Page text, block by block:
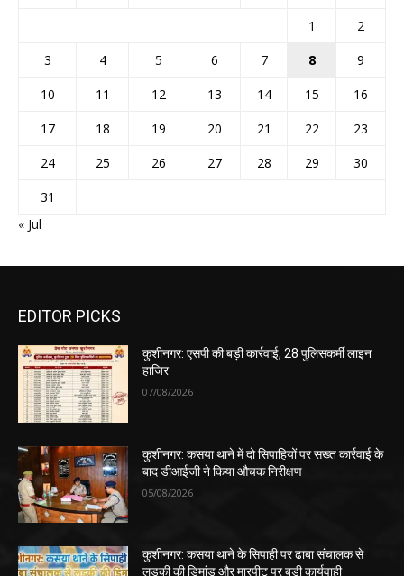
1
2
3
4 5 6 7 8
9
10
11 12 13 14 15
16
17
18 19 20 21 22
23
24
25 26 27 28 29
30
31
« Jul
EDITOR PICKS
कुशीनगर: एसपी की बड़ी कार्रवाई, 28 पुलिसकर्मी लाइन
हाजिर
07/08/2026
कुशीनगर: कसया थाने में दो सिपाहियों पर सख्त कार्रवाई के
बाद डीआईजी ने किया औचक निरीक्षण
05/08/2026
कुशीनगर: कसया थाने के सिपाही पर ढाबा संचालक से
लड़की की डिमांड और मारपीट पर बड़ी कार्यवाही